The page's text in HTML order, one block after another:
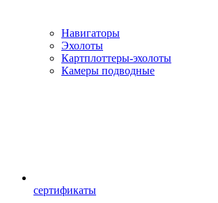
Навигаторы
Эхолоты
Картплоттеры-эхолоты
Камеры подводные
сертификаты